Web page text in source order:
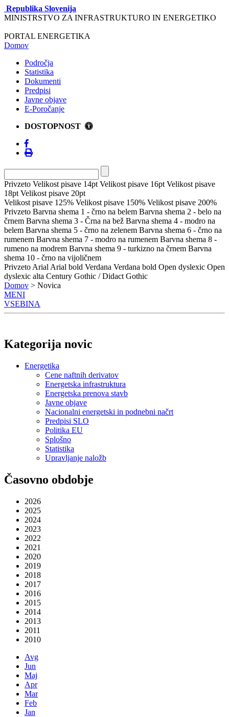
Republika Slovenija
MINISTRSTVO ZA INFRASTRUKTURO IN ENERGETIKO
PORTAL ENERGETIKA
Domov
Področja
Statistika
Dokumenti
Predpisi
Javne objave
E-Poročanje
DOSTOPNOST
Privzeto Velikost pisave 14pt Velikost pisave 16pt Velikost pisave
18pt Velikost pisave 20pt
Velikost pisave 125% Velikost pisave 150% Velikost pisave 200%
Privzeto Barvna shema 1 - črno na belem Barvna shema 2 - belo na
črnem Barvna shema 3 - Črna na bež Barvna shema 4 - modro na
belem Barvna shema 5 - črno na zelenem Barvna shema 6 - črno na
rumenem Barvna shema 7 - modro na rumenem Barvna shema 8 -
rumeno na modrem Barvna shema 9 - turkizno na črnem Barvna
shema 10 - črno na vijoličnem
Privzeto Arial Arial bold Verdana Verdana bold Open dyslexic Open
dyslexic alta Century Gothic / Didact Gothic
Domov > Novica
MENI
VSEBINA
Kategorija novic
Energetika
Cene naftnih derivatov
Energetska infrastruktura
Energetska prenova stavb
Javne objave
Nacionalni energetski in podnebni načrt
Predpisi SLO
Politika EU
Splošno
Statistika
Upravljanje naložb
Časovno obdobje
2026
2025
2024
2023
2022
2021
2020
2019
2018
2017
2016
2015
2014
2013
2011
2010
Avg
Jun
Maj
Apr
Mar
Feb
Jan